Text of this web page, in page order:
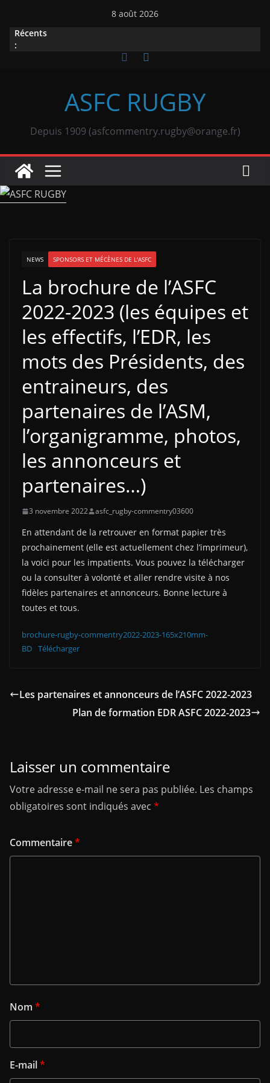
contenu
8 août 2026
Récents
:
ASFC RUGBY
Depuis 1909 (asfcommentry.rugby@orange.fr)
NEWS SPONSORS ET MÉCÈNES DE L'ASFC
La brochure de l’ASFC
2022-2023 (les équipes et
les effectifs, l’EDR, les
mots des Présidents, des
entraineurs, des
partenaires de l’ASM,
l’organigramme, photos,
les annonceurs et
partenaires…)
3 novembre 2022 asfc_rugby-commentry03600
En attendant de la retrouver en format papier très
prochainement (elle est actuellement chez l’imprimeur),
la voici pour les impatients. Vous pouvez la télécharger
ou la consulter à volonté et aller rendre visite à nos
fidèles partenaires et annonceurs. Bonne lecture à
toutes et tous.
brochure-rugby-commentry2022-2023-165x210mm-
BD Télécharger
Les partenaires et annonceurs de l’ASFC 2022-2023
Plan de formation EDR ASFC 2022-2023
Laisser un commentaire
Votre adresse e-mail ne sera pas publiée. Les champs
obligatoires sont indiqués avec *
Commentaire*
Nom *
E-mail*